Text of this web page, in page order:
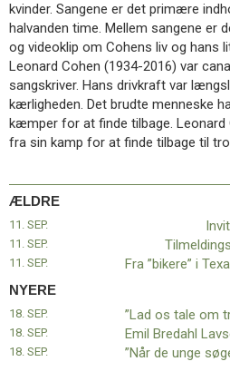
9.0:
Forside
10.0:
Nyheder
11.0:
Kalender
12.0:
Inspiration
13.0:
Værktøjskassen
14.0:
Mission
15.0:
Om
BaptistKirken
Næste
indlæg:
”Lad
os
om
tro”
ramte
kvinder. Sangene er det primære
halvanden time. Mellem sangene er
og videoklip om Cohens liv og hans
Leonard Cohen (1934-2016) var
sangskriver. Hans drivkraft var
kærligheden. Det brudte menneske
kæmper for at finde tilbage. Leonard
fra sin kamp for at finde tilbage til
ÆLDRE
11. SEP.
11. SEP.
11. SEP.
NYERE
18. SEP.
18. SEP.
18. SEP.